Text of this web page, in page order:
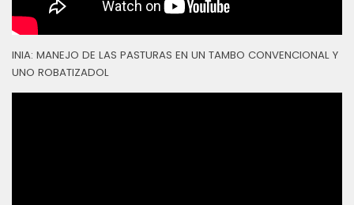
INIA: MANEJO DE LAS PASTURAS EN UN TAMBO CONVENCIONAL Y
UNO ROBATIZADOL